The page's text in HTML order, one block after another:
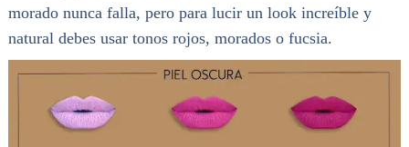
morado nunca falla, pero para lucir un look increíble y
natural debes usar tonos rojos, morados o fucsia.